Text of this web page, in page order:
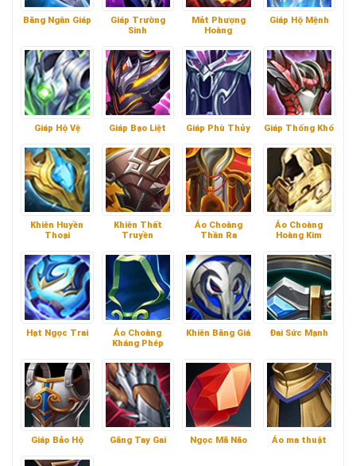
Băng Ngân Giáp
Giáp Trường
Sinh
Mắt Phượng
Hoàng
Giáp Hộ Mệnh
Giáp Hộ Vệ Giáp Bạo Liệt Giáp Phù Thủy Giáp Thống Khổ
Khiên Huyền
Thoại
Khiên Thất
Truyền
Áo Choàng
Thần Ra
Áo Choàng
Hoàng Kim
Hạt Ngọc Trai
Áo Choàng
Kháng Phép
Khiên Băng Giá Đai Sức Mạnh
Giáp Bảo Hộ Găng Tay Gai Ngọc Mã Não Áo ma thuật